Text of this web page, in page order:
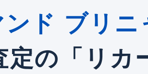
ンド ブリニ
定の「リカ